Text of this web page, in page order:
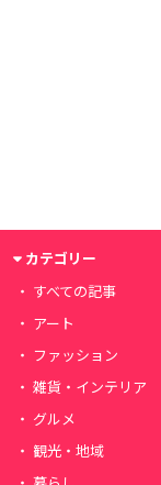
カテゴリー
すべての記事
アート
ファッション
雑貨・インテリア
グルメ
観光・地域